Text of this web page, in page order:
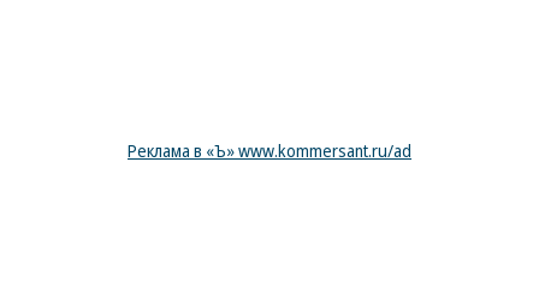
Реклама в «Ъ» www.kommersant.ru/ad